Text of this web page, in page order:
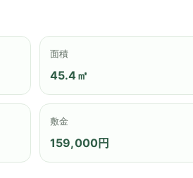
面積
45.4㎡
敷金
159,000円